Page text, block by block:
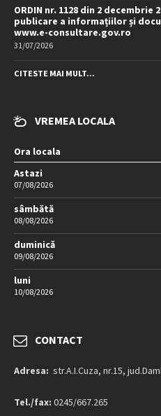
ORDIN nr. 1128 din 2 decembrie
publicare a informațiilor și
www.e-consultare.gov.ro
31/07/2026
CITESTE MAI MULT...
VREMEA LOCALA
Ora locala
Astazi
07/08/2026
sâmbătă
08/08/2026
duminică
09/08/2026
luni
10/08/2026
CONTACT
Adresa: str.A.I.Cuza, nr.15,
Tel./fax: 0245/667.265